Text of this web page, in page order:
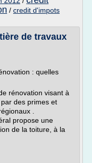
/ credit d'impots
de travaux
: quelles
rénovation visant à
des primes et
.
propose une
de la toiture, à la